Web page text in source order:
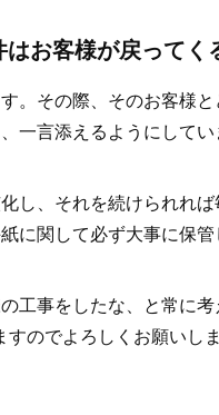
お客様が戻ってく
。その際、そのお客様
一言添えるようにして
し、それを続けられれ
に関して必ず大事に保
工事をしたな、と常に
のでよろしくお願いし